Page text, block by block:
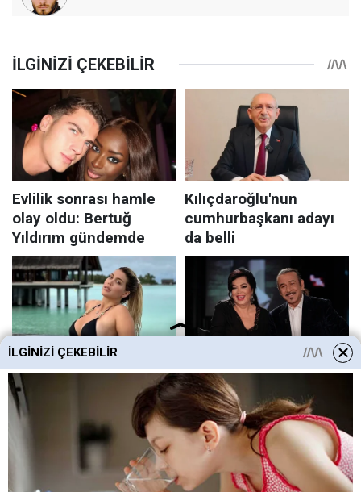
İLGINIZI ÇEKEBILIR